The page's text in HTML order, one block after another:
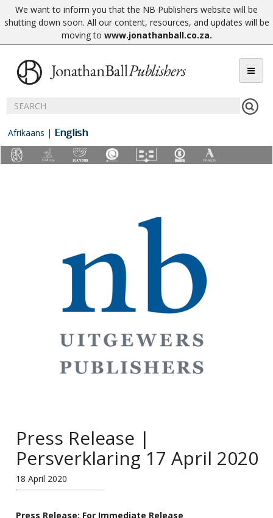
We want to inform you that the NB Publishers website will be
shutting down soon. All our content, resources, and updates will be
moving to www.jonathanball.co.za.
Afrikaans | English
Press Release |
Persverklaring 17 April 2020
18 April 2020
Press Release: For Immediate Release